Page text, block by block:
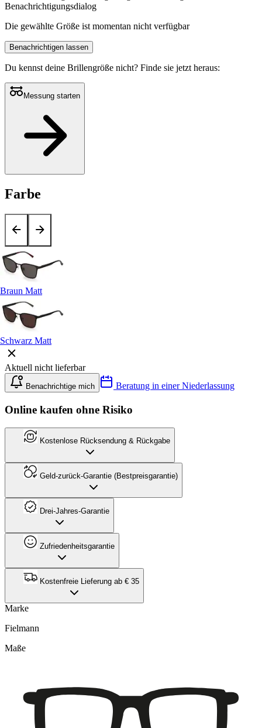
Benachrichtigungsdialog
Die gewählte Größe ist momentan nicht verfügbar
Benachrichtigen lassen
Du kennst deine Brillengröße nicht? Finde sie jetzt heraus:
Messung starten
Farbe
Braun Matt
Schwarz Matt
Aktuell nicht lieferbar
Benachrichtige mich Beratung in einer Niederlassung
Online kaufen ohne Risiko
Kostenlose Rücksendung & Rückgabe
Geld-zurück-Garantie (Bestpreisgarantie)
Drei-Jahres-Garantie
Zufriedenheitsgarantie
Kostenfreie Lieferung ab € 35
Marke
Fielmann
Maße